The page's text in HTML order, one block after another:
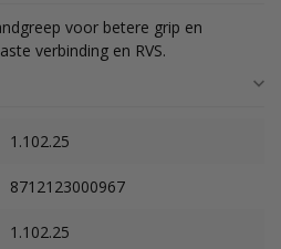
voor betere grip en
verbinding en RVS.
1.102.25
8712123000967
1.102.25